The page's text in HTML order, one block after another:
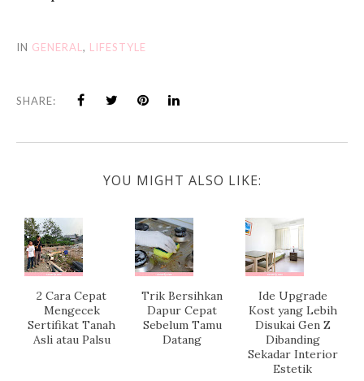
IN GENERAL , LIFESTYLE
SHARE:
YOU MIGHT ALSO LIKE:
2 Cara Cepat
Mengecek
Sertifikat Tanah
Asli atau Palsu
Trik Bersihkan
Dapur Cepat
Sebelum Tamu
Datang
Ide Upgrade
Kost yang Lebih
Disukai Gen Z
Dibanding
Sekadar Interior
Estetik